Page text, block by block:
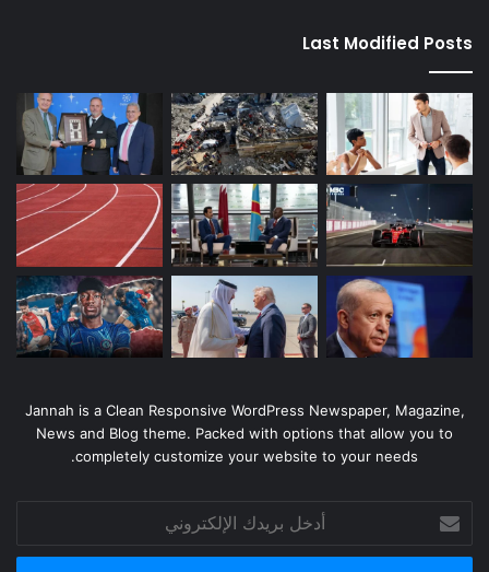
Last Modified Posts
Jannah is a Clean Responsive WordPress Newspaper, Magazine,
News and Blog theme. Packed with options that allow you to
completely customize your website to your needs.
أدخل
بريدك
الإلكتروني